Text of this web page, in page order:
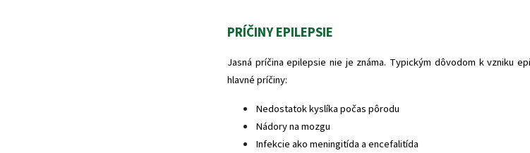
PRÍČINY EPILEPSIE
Jasná príčina epilepsie nie je známa. Typickým dôvodom k vzniku
hlavné príčiny:
Nedostatok kyslíka počas pôrodu
Nádory na mozgu
Infekcie ako meningitída a encefalitída